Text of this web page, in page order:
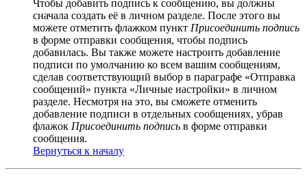
Чтобы добавить подпись к сообщению, вы должны
сначала создать её в личном разделе. После этого вы
можете отметить флажком пункт Присоединить подпись
в форме отправки сообщения, чтобы подпись
добавилась. Вы также можете настроить добавление
подписи по умолчанию ко всем вашим сообщениям,
сделав соответствующий выбор в параграфе «Отправка
сообщений» пункта «Личные настройки» в личном
разделе. Несмотря на это, вы сможете отменить
добавление подписи в отдельных сообщениях, убрав
флажок Присоединить подпись в форме отправки
сообщения.
Вернуться к началу